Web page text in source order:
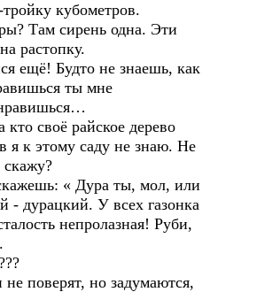
кубометров.
Там сирень одна. Эти
растопку.
ещё! Будто не знаешь, как
ты мне
своё райское дерево
я к этому саду не знаю. Не
« Дура ты, мол, или
- дурацкий. У всех газонка
непролазная! Руби,
поверят, но задумаются,